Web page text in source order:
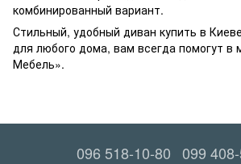
комбинированный вариант.
Стильный, удобный диван купить в
для любого дома, вам всегда помогут в
Мебель».
096 518-10-80 099